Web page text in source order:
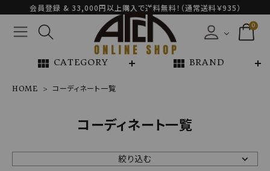
会員登録 & 33,000円以上購入で送料無料！（通常送料￥935）
0
view_module CATEGORY view_module BRAND
NEW ARRIVAL
ARCH EXCLUSIVE
HOME コーディネート一覧
コーディネート一覧
絞り込む